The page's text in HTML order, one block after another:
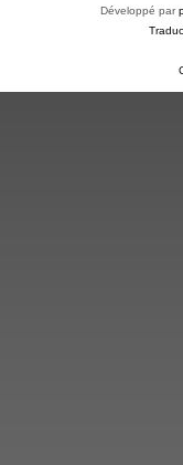
Développé par